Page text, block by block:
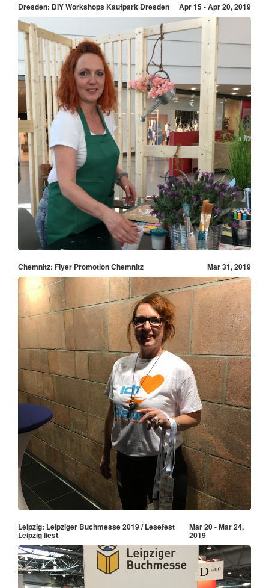
Dresden: DIY Workshops Kaufpark Dresden Apr 15 - Apr 20, 2019
Chemnitz: Flyer Promotion Chemnitz Mar 31, 2019
Leipzig: Leipziger Buchmesse 2019 / Lesefest
Leipzig liest
Mar 20 - Mar 24,
2019